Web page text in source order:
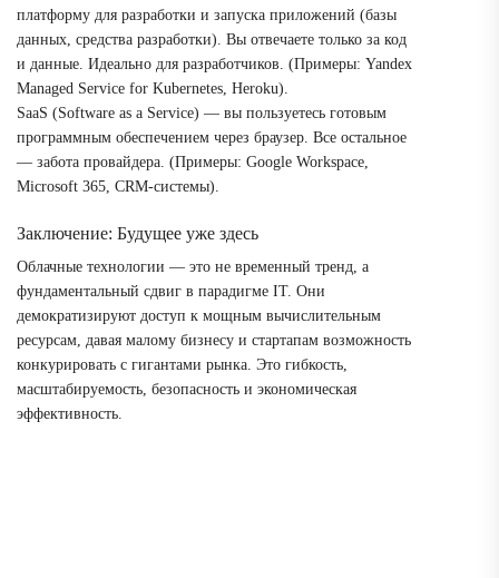
платформу для разработки и запуска приложений (базы
данных, средства разработки). Вы отвечаете только за код
и данные. Идеально для разработчиков. (Примеры: Yandex
Managed Service for Kubernetes, Heroku).
SaaS (Software as a Service) — вы пользуетесь готовым
программным обеспечением через браузер. Все остальное
— забота провайдера. (Примеры: Google Workspace,
Microsoft 365, CRM-системы).
Заключение: Будущее уже здесь
Облачные технологии — это не временный тренд, а
фундаментальный сдвиг в парадигме IT. Они
демократизируют доступ к мощным вычислительным
ресурсам, давая малому бизнесу и стартапам возможность
конкурировать с гигантами рынка. Это гибкость,
масштабируемость, безопасность и экономическая
эффективность.